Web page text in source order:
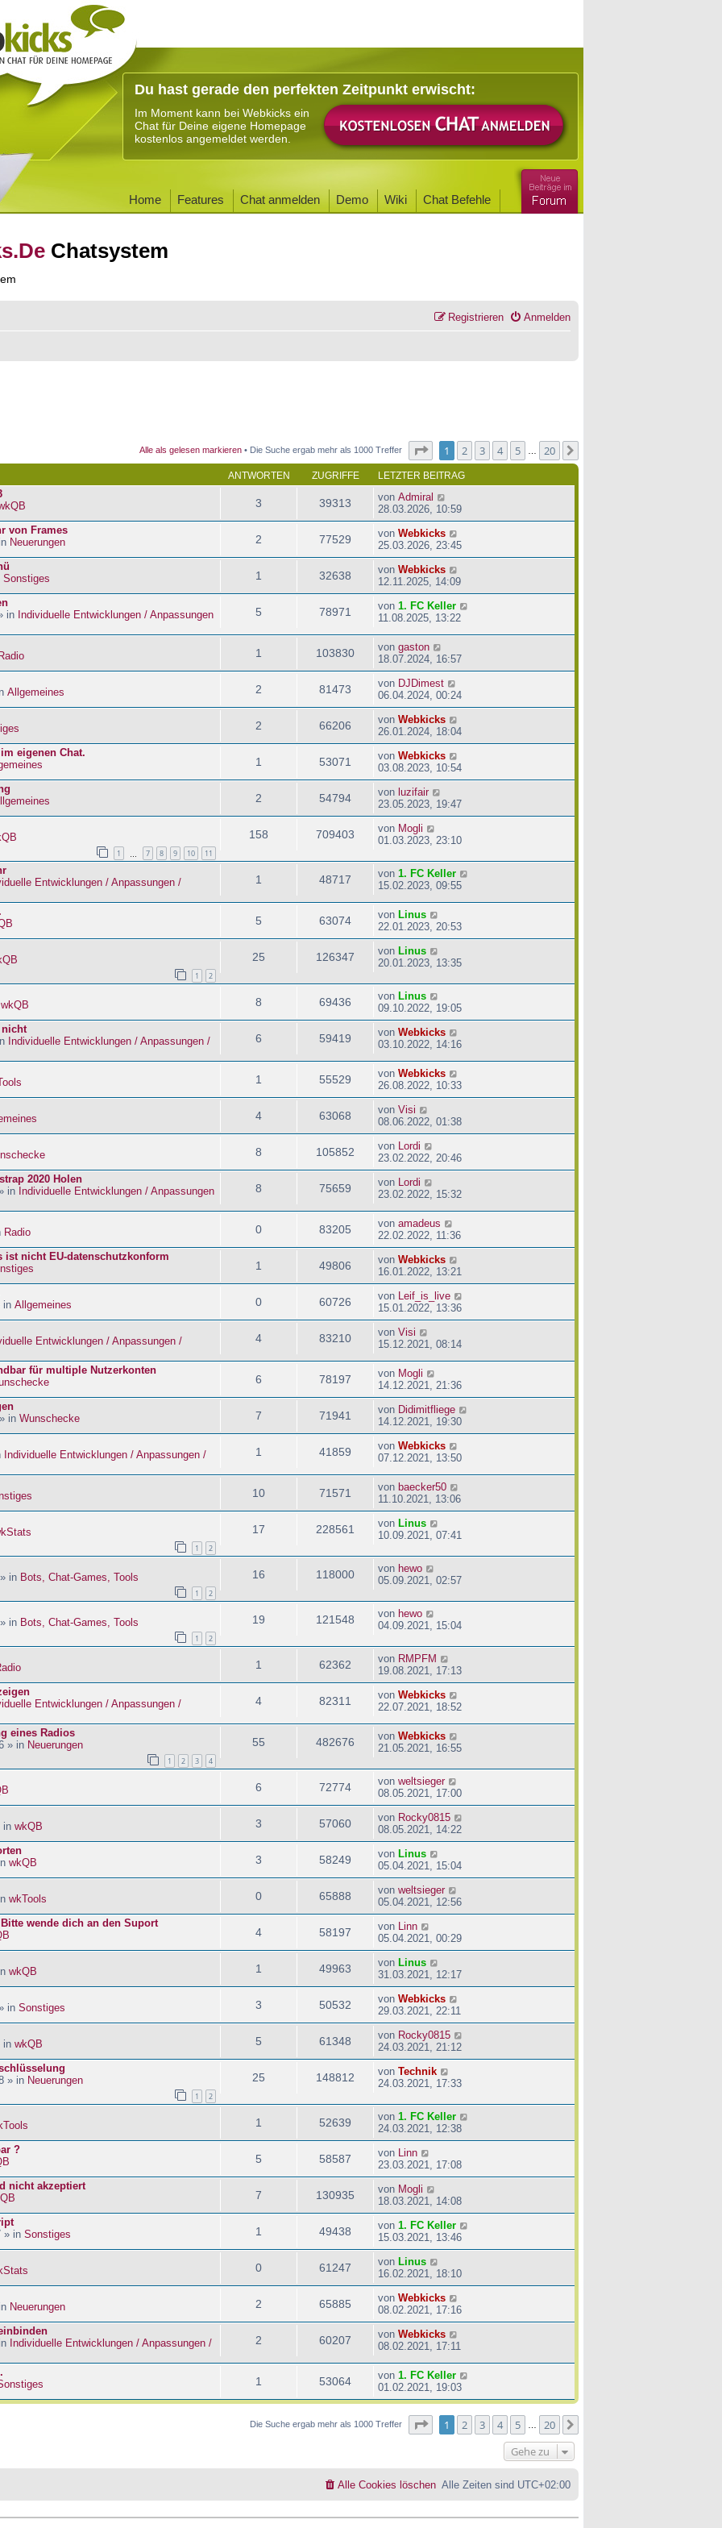
Du hast gerade den perfekten Zeitpunkt erwischt:
Im Moment kann bei Webkicks ein
Chat für Deine eigene Homepage
kostenlos angemeldet werden.
Home Features Chat anmelden Demo Wiki Chat Befehle
Chatsystem
Anmelden
Registrieren
Alle als gelesen markieren • Die Suche ergab mehr als 1000 Treffer Seite von20
1 2 3 4 5 20
ANTWORTEN ZUGRIFFE LETZTER BEITRAG
3 39313 von Admiral
28.03.2026, 10:59
von Frames
Neuerungen 2 77529 von Webkicks
25.03.2026, 23:45
Sonstiges 1 32638 von Webkicks
12.11.2025, 14:09
in Individuelle Entwicklungen / Anpassungen
5 78971 von 1. FC Keller
11.08.2025, 13:22
Radio 1 103830 von gaston
18.07.2024, 16:57
Allgemeines 2 81473 von DJDimest
06.04.2024, 00:24
2 66206 von Webkicks
26.01.2024, 18:04
eigenen Chat.
1 53071 von Webkicks
03.08.2023, 10:54
2 54794 von luzifair
23.05.2023, 19:47
1 7 8 9 10 11
158 709403 von Mogli
01.03.2023, 23:10
Entwicklungen / Anpassungen /
1 48717 von 1. FC Keller
15.02.2023, 09:55
5 63074 von Linus
22.01.2023, 20:53
1 2
25 126347 von Linus
20.01.2023, 13:35
wkQB 8 69436 von Linus
09.10.2022, 19:05
Individuelle Entwicklungen / Anpassungen /
6 59419 von Webkicks
03.10.2022, 14:16
1 55529 von Webkicks
26.08.2022, 10:33
4 63068 von Visi
08.06.2022, 01:38
8 105852 von Lordi
23.02.2022, 20:46
2020 Holen
in Individuelle Entwicklungen / Anpassungen
8 75659 von Lordi
23.02.2022, 15:32
Radio 0 83205 von amadeus
22.02.2022, 11:36
nicht EU-datenschutzkonform
1 49806 von Webkicks
16.01.2022, 13:21
in Allgemeines 0 60726 von Leif_is_live
15.01.2022, 13:36
Entwicklungen / Anpassungen /
4 83210 von Visi
15.12.2021, 08:14
für multiple Nutzerkonten
6 78197 von Mogli
14.12.2021, 21:36
in Wunschecke 7 71941 von Didimitfliege
14.12.2021, 19:30
Individuelle Entwicklungen / Anpassungen /
1 41859 von Webkicks
07.12.2021, 13:50
10 71571 von baecker50
11.10.2021, 13:06
1 2
17 228561 von Linus
10.09.2021, 07:41
in Bots, Chat-Games, Tools
1 2
16 118000 von hewo
05.09.2021, 02:57
in Bots, Chat-Games, Tools
1 2
19 121548 von hewo
04.09.2021, 15:04
1 62362 von RMPFM
19.08.2021, 17:13
Entwicklungen / Anpassungen /
4 82311 von Webkicks
22.07.2021, 18:52
eines Radios
» in Neuerungen
1 2 3 4
55 482676 von Webkicks
21.05.2021, 16:55
6 72774 von weltsieger
08.05.2021, 17:00
in wkQB 3 57060 von Rocky0815
08.05.2021, 14:22
wkQB 3 58249 von Linus
05.04.2021, 15:04
wkTools 0 65888 von weltsieger
05.04.2021, 12:56
wende dich an den Suport
4 58197 von Linn
05.04.2021, 00:29
wkQB 1 49963 von Linus
31.03.2021, 12:17
in Sonstiges 3 50532 von Webkicks
29.03.2021, 22:11
in wkQB 5 61348 von Rocky0815
24.03.2021, 21:12
» in Neuerungen
1 2
25 148812 von Technik
24.03.2021, 17:33
1 52639 von 1. FC Keller
24.03.2021, 12:38
?
5 58587 von Linn
23.03.2021, 17:08
nicht akzeptiert
7 130935 von Mogli
18.03.2021, 14:08
» in Sonstiges 1 49438 von 1. FC Keller
15.03.2021, 13:46
0 61247 von Linus
16.02.2021, 18:10
Neuerungen 2 65885 von Webkicks
08.02.2021, 17:16
Individuelle Entwicklungen / Anpassungen /
2 60207 von Webkicks
08.02.2021, 17:11
1 53064 von 1. FC Keller
01.02.2021, 19:03
Die Suche ergab mehr als 1000 Treffer Seite von20
1 2 3 4 5 20
Gehe zu
Alle Zeiten sind UTC+02:00
Alle Cookies löschen